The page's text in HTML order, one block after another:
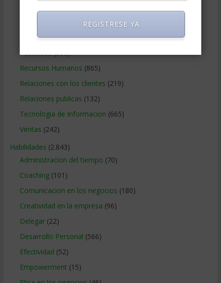
(1.405)
Operaciones y Logística(172)
Publicidad(306)
Recursos Humanos (865)
Relaciones con los clientes (219)
Relaciones publicas (132)
Tecnologia de Informacion (665)
Ventas (242)
Habilidades (2.843)
Administracion del tiempo (70)
Coaching(101)
Comunicacion en los negocios (180)
Creatividad en la empresa (96)
Delegar(22)
Desarrollo Personal (566)
Efectividad (52)
Empowerment (15)
REGISTRESE YA